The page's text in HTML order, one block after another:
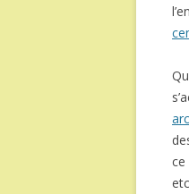
ce